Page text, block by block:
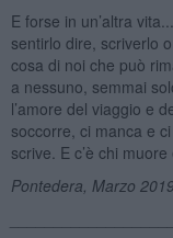
E forse in un’altra
sentirlo dire, scriverlo
cosa di noi che può
a nessuno, semmai
l’amore del viaggio e
soccorre, ci manca e
scrive. E c’è chi muore
Pontedera, Marzo